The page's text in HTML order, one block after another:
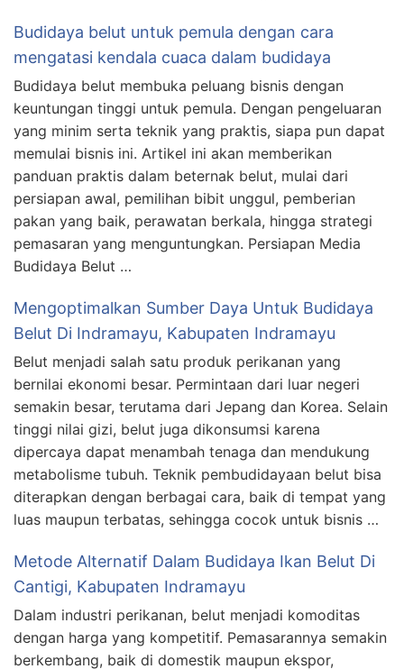
Budidaya belut untuk pemula dengan cara
mengatasi kendala cuaca dalam budidaya
Budidaya belut membuka peluang bisnis dengan
keuntungan tinggi untuk pemula. Dengan pengeluaran
yang minim serta teknik yang praktis, siapa pun dapat
memulai bisnis ini. Artikel ini akan memberikan
panduan praktis dalam beternak belut, mulai dari
persiapan awal, pemilihan bibit unggul, pemberian
pakan yang baik, perawatan berkala, hingga strategi
pemasaran yang menguntungkan. Persiapan Media
Budidaya Belut …
Mengoptimalkan Sumber Daya Untuk Budidaya
Belut Di Indramayu, Kabupaten Indramayu
Belut menjadi salah satu produk perikanan yang
bernilai ekonomi besar. Permintaan dari luar negeri
semakin besar, terutama dari Jepang dan Korea. Selain
tinggi nilai gizi, belut juga dikonsumsi karena
dipercaya dapat menambah tenaga dan mendukung
metabolisme tubuh. Teknik pembudidayaan belut bisa
diterapkan dengan berbagai cara, baik di tempat yang
luas maupun terbatas, sehingga cocok untuk bisnis …
Metode Alternatif Dalam Budidaya Ikan Belut Di
Cantigi, Kabupaten Indramayu
Dalam industri perikanan, belut menjadi komoditas
dengan harga yang kompetitif. Pemasarannya semakin
berkembang, baik di domestik maupun ekspor,